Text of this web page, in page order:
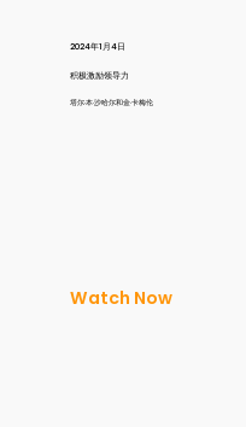
2024年1月4日
积极激励领导力
塔尔·本·沙哈尔和金·卡梅伦
Watch Now